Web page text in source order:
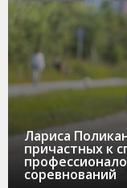
Лариса
причастных к
соревнований